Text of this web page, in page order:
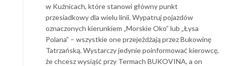
w Kuźnicach, które stanowi główny punkt
przesiadkowy dla wielu linii. Wypatruj pojazdów
oznaczonych kierunkiem „Morskie Oko” lub „Łysa
Polana” – wszystkie one przejeżdżają przez Bukowinę
Tatrzańską. Wystarczy jedynie poinformować kierowcę,
że chcesz wysiąść przy Termach BUKOVINA, a on